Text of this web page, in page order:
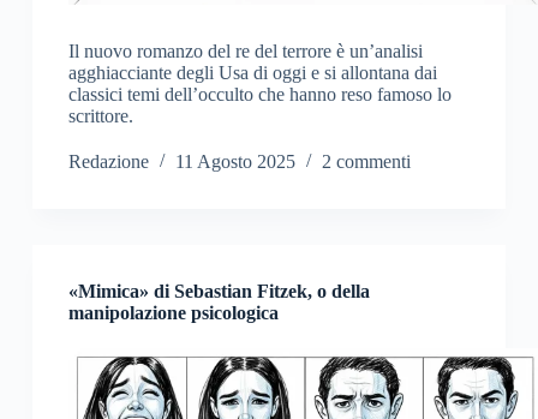
Il nuovo romanzo del re del terrore è un’analisi
agghiacciante degli Usa di oggi e si allontana dai
classici temi dell’occulto che hanno reso famoso lo
scrittore.
Redazione 11 Agosto 2025 2 commenti
«Mimica» di Sebastian Fitzek, o della
manipolazione psicologica